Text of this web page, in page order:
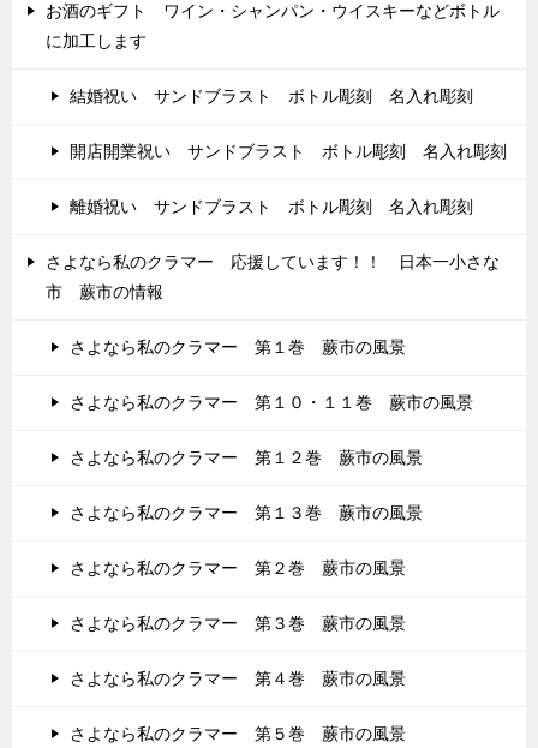
お酒のギフト ワイン・シャンパン・ウイスキーなどボトル
に加工します
結婚祝い サンドブラスト ボトル彫刻 名入れ彫刻
開店開業祝い サンドブラスト ボトル彫刻 名入れ彫刻
離婚祝い サンドブラスト ボトル彫刻 名入れ彫刻
さよなら私のクラマー 応援しています！！ 日本一小さな
市 蕨市の情報
さよなら私のクラマー 第１巻 蕨市の風景
さよなら私のクラマー 第１０・１１巻 蕨市の風景
さよなら私のクラマー 第１２巻 蕨市の風景
さよなら私のクラマー 第１３巻 蕨市の風景
さよなら私のクラマー 第２巻 蕨市の風景
さよなら私のクラマー 第３巻 蕨市の風景
さよなら私のクラマー 第４巻 蕨市の風景
さよなら私のクラマー 第５巻 蕨市の風景